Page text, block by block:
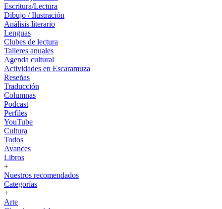
Escritura/Lectura
Dibujo / Ilustración
Análisis literario
Lenguas
Clubes de lectura
Talleres anuales
Agenda cultural
Actividades en Escaramuza
Reseñas
Traducción
Columnas
Podcast
Perfiles
YouTube
Cultura
Todos
Avances
Libros
+
Nuestros recomendados
Categorías
+
Arte